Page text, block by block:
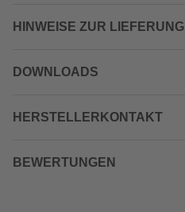
HINWEISE ZUR LIEFERUNG
DOWNLOADS
HERSTELLERKONTAKT
BEWERTUNGEN